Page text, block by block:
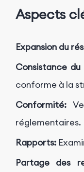
Aspects
Expansion du
Consistance
conforme à la
Conformité:
réglementaires.
Rapports:
Partage des